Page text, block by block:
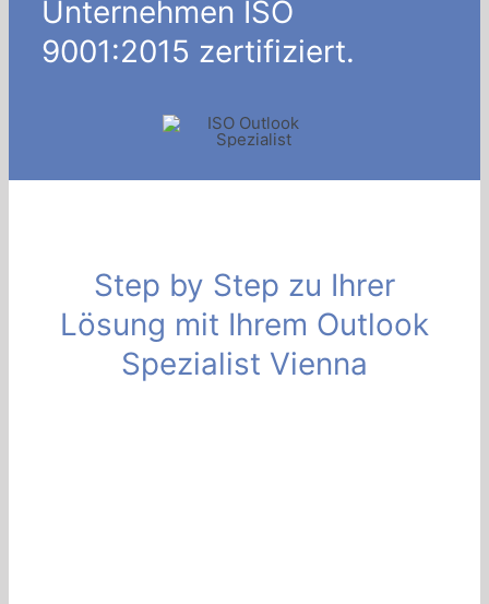
Unternehmen ISO
9001:2015 zertifiziert.
Step by Step zu Ihrer
Lösung mit Ihrem Outlook
Spezialist Vienna